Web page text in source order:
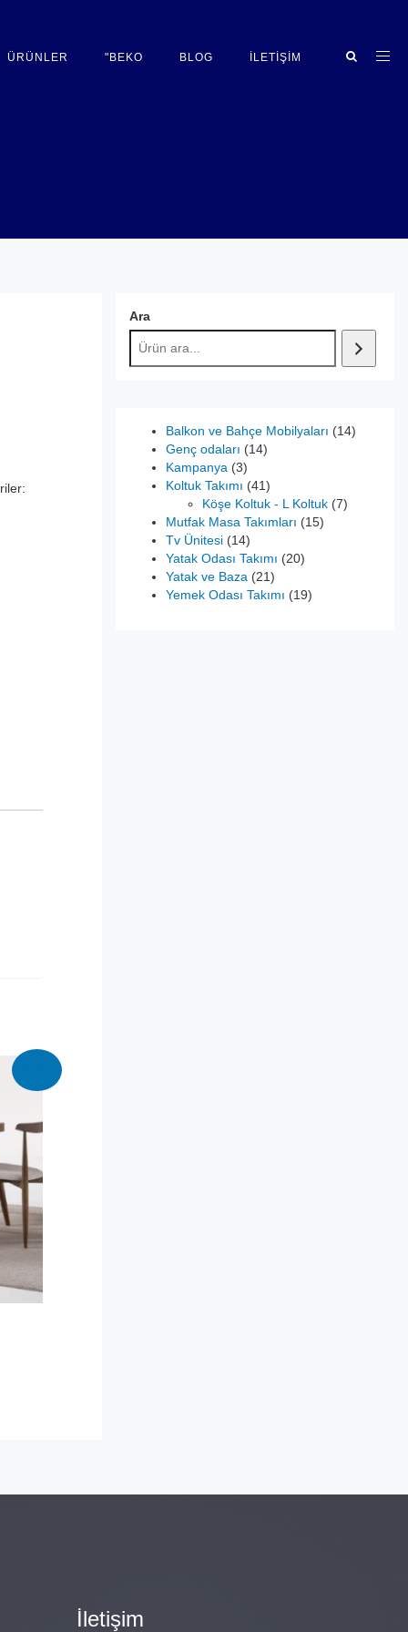
ÜRÜNLER "BEKO BLOG İLETIŞIM
Ara
Balkon ve Bahçe Mobilyaları 1414
Genç odaları 1414
Kampanya 33
ürün
Koltuk Takımı 4141
ürün
Köşe Koltuk - L Koltuk 77
Mutfak Masa Takımları 1515
Tv Ünitesi 1414
ürün
Yatak Odası Takımı 2020
Yatak ve Baza 2121
ürün
Yemek Odası Takımı 1919
İletişim